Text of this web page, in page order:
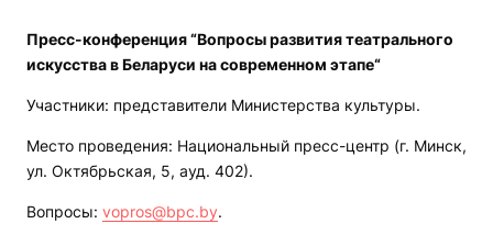
Пресс-конференция “Вопросы развития театрального
искусства в Беларуси на современном этапе“
Участники: представители Министерства культуры.
Место проведения: Национальный пресс-центр (г. Минск,
ул. Октябрьская, 5, ауд. 402).
Вопросы: vopros@bpc.by.